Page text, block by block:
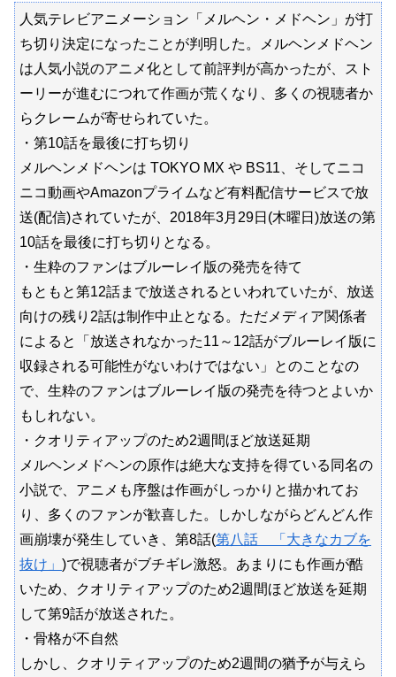
人気テレビアニメーション「メルヘン・メドヘン」が打
ち切り決定になったことが判明した。メルヘンメドヘン
は人気小説のアニメ化として前評判が高かったが、スト
ーリーが進むにつれて作画が荒くなり、多くの視聴者か
らクレームが寄せられていた。
・第10話を最後に打ち切り
メルヘンメドヘンは TOKYO MX や BS11、そしてニコ
ニコ動画やAmazonプライムなど有料配信サービスで放
送(配信)されていたが、2018年3月29日(木曜日)放送の第
10話を最後に打ち切りとなる。
・生粋のファンはブルーレイ版の発売を待て
もともと第12話まで放送されるといわれていたが、放送
向けの残り2話は制作中止となる。ただメディア関係者
によると「放送されなかった11～12話がブルーレイ版に
収録される可能性がないわけではない」とのことなの
で、生粋のファンはブルーレイ版の発売を待つとよいか
もしれない。
・クオリティアップのため2週間ほど放送延期
メルヘンメドヘンの原作は絶大な支持を得ている同名の
小説で、アニメも序盤は作画がしっかりと描かれてお
り、多くのファンが歓喜した。しかしながらどんどん作
画崩壊が発生していき、第8話(第八話 「大きなカブを
抜け」 )で視聴者がブチギレ激怒。あまりにも作画が酷
いため、クオリティアップのため2週間ほど放送を延期
して第9話が放送された。
・骨格が不自然
しかし、クオリティアップのため2週間の猶予が与えら